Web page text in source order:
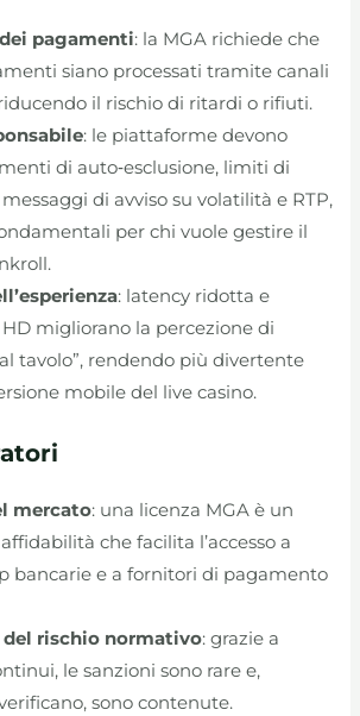
pagamenti: la MGA richiede che
siano processati tramite canali
il rischio di ritardi o rifiuti.
: le piattaforme devono
di auto‑esclusione, limiti di
di avviso su volatilità e RTP,
per chi vuole gestire il
: latency ridotta e
migliorano la percezione di
tavolo”, rendendo più divertente
mobile del live casino.
mercato: una licenza MGA è un
che facilita l’accesso a
bancarie e a fornitori di pagamento
del rischio normativo: grazie a
le sanzioni sono rare e,
sono contenute.